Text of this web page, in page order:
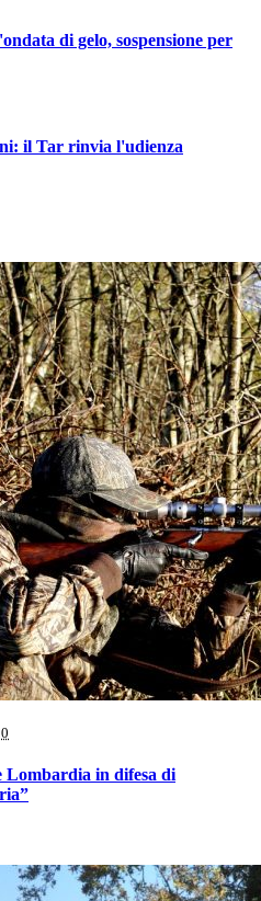
di gelo, sospensione per
il Tar rinvia l'udienza
Lombardia in difesa di